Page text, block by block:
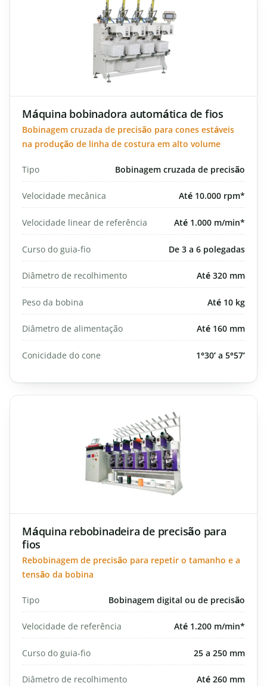
Máquina bobinadora automática de fios
Bobinagem cruzada de precisão para cones estáveis
na produção de linha de costura em alto volume
Tipo Bobinagem cruzada de precisão
Velocidade mecânica Até 10.000 rpm*
Velocidade linear de referência Até 1.000 m/min*
Curso do guia-fio De 3 a 6 polegadas
Diâmetro de recolhimento Até 320 mm
Peso da bobina Até 10 kg
Diâmetro de alimentação Até 160 mm
Conicidade do cone 1°30’ a 5°57’
Máquina rebobinadeira de precisão para
fios
Rebobinagem de precisão para repetir o tamanho e a
tensão da bobina
Tipo Bobinagem digital ou de precisão
Velocidade de referência Até 1.200 m/min*
Curso do guia-fio 25 a 250 mm
Diâmetro de recolhimento Até 260 mm